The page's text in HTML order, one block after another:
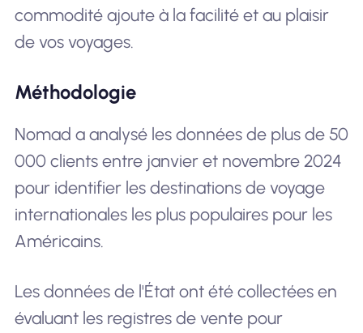
commodité ajoute à la facilité et au plaisir
de vos voyages.
Méthodologie
Nomad a analysé les données de plus de 50
000 clients entre janvier et novembre 2024
pour identifier les destinations de voyage
internationales les plus populaires pour les
Américains.
Les données de l'État ont été collectées en
évaluant les registres de vente pour